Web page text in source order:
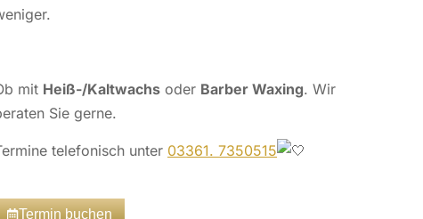
mit Heiß-/Kaltwachs oder Barber Waxing. Wir
Sie gerne.
telefonisch unter 03361. 7350515
Termin buchen